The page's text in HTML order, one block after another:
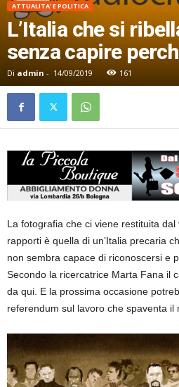
ATTUALITA' E POLITICA
L’Italia che si
senza capire
Di admin - 14/09/2019 161
La fotografia che ci viene restituita
rapporti è quella di un’Italia precaria
non sembra capace di riconoscersi e
Secondo la ricercatrice Marta Fana il
da qui. E la prossima occasione
referendum sul lavoro che spaventa il